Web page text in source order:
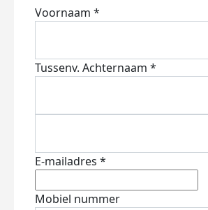
Voornaam *
Tussenv. Achternaam *
E-mailadres *
Mobiel nummer